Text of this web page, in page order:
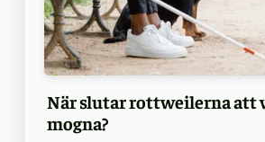
När slutar rottweilerna att
mogna?